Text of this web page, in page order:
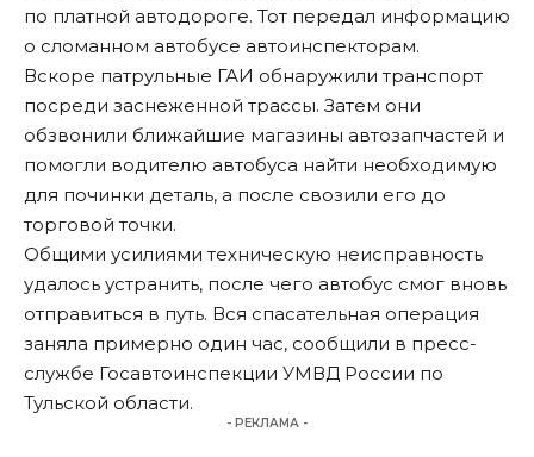
по платной автодороге. Тот передал информацию
о сломанном автобусе автоинспекторам.
Вскоре патрульные ГАИ обнаружили транспорт
посреди заснеженной трассы. Затем они
обзвонили ближайшие магазины автозапчастей и
помогли водителю автобуса найти необходимую
для починки деталь, а после свозили его до
торговой точки.
Общими усилиями техническую неисправность
удалось устранить, после чего автобус смог вновь
отправиться в путь. Вся спасательная операция
заняла примерно один час, сообщили в пресс-
службе Госавтоинспекции УМВД России по
Тульской области.
- РЕКЛАМА -